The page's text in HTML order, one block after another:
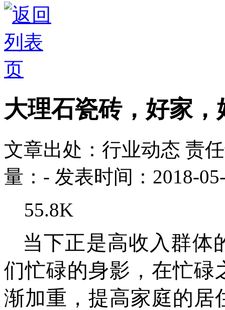
大理石瓷砖，好家
文章出处：行业动态 责
量： - 发表时间：2018-
55.8K
当下正是高收入群体
们忙碌的身影，在忙碌
渐加重，提高家庭的居